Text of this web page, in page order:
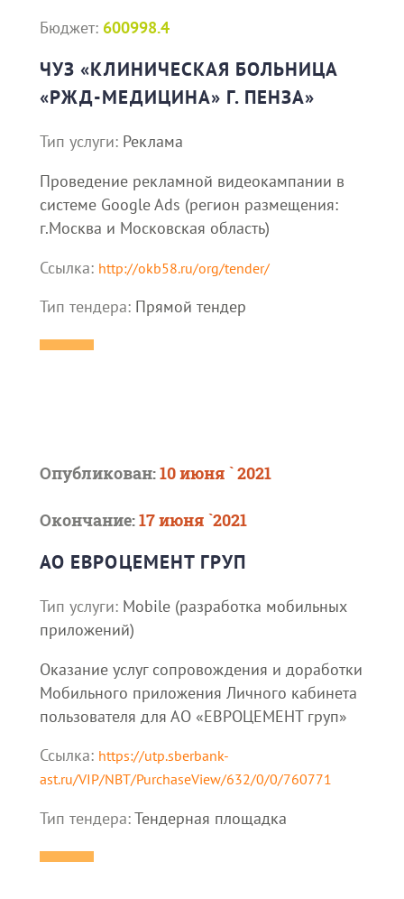
Бюджет: 600998.4
ЧУЗ «КЛИНИЧЕСКАЯ БОЛЬНИЦА
«РЖД-МЕДИЦИНА» Г. ПЕНЗА»
Тип услуги: Реклама
Проведение рекламной видеокампании в
системе Google Ads (регион размещения:
г.Москва и Московская область)
Ссылка: http://okb58.ru/org/tender/
Тип тендера: Прямой тендер
Опубликован:10 июня ` 2021
Окончание:17 июня `2021
АО ЕВРОЦЕМЕНТ ГРУП
Тип услуги: Mobile (разработка мобильных
приложений)
Оказание услуг сопровождения и доработки
Мобильного приложения Личного кабинета
пользователя для АО «ЕВРОЦЕМЕНТ груп»
Ссылка: https://utp.sberbank-
ast.ru/VIP/NBT/PurchaseView/632/0/0/760771
Тип тендера:Тендерная площадка